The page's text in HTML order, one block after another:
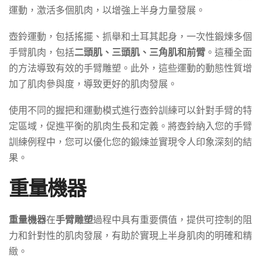
運動，激活多個肌肉，以增強上半身力量發展。
壺鈴運動，包括搖擺、抓舉和土耳其起身，一次性鍛煉多個
手臂肌肉，包括二頭肌、三頭肌、三角肌和前臂 。這種全面
的方法導致有效的手臂雕塑。此外，這些運動的動態性質增
加了肌肉參與度，導致更好的肌肉發展。
使用不同的握把和運動模式進行壺鈴訓練可以針對手臂的特
定區域，促進平衡的肌肉生長和定義。將壺鈴納入您的手臂
訓練例程中，您可以優化您的鍛煉並實現令人印象深刻的結
果。
重量機器
重量機器在手臂雕塑過程中具有重要價值，提供可控制的阻
力和針對性的肌肉發展，有助於實現上半身肌肉的明確和精
緻。